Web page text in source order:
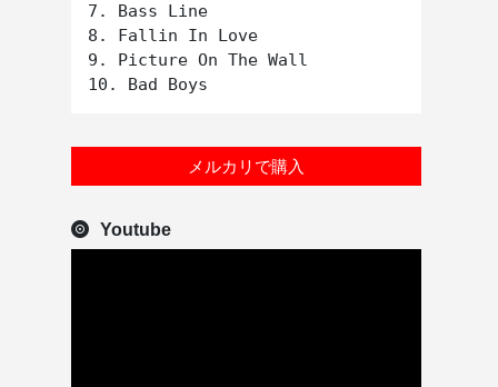
7. Bass Line
8. Fallin In Love
9. Picture On The Wall
メルカリで購入
Youtube